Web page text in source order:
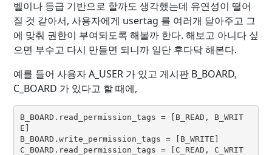
벨이나 등급 기반으로 할까도 생각했는데 유연성이 떨어
질 것 같아서, 사용자에게 usertag 를 여러개 달아주고 그
에 맞춰 권한이 부여되도록 해볼까 한다. 해보고 아니다 싶
으면 부수고 다시 만들면 되니까 일단 후다닥 해본다.
예를 들어 사용자 A_USER 가 있고 게시판 B_BOARD,
C_BOARD 가 있다고 할 때에,
B_BOARD.read_permission_tags = [B_READ, B_WRIT
E]
B_BOARD.write_permission_tags = [B_WRITE]
C_BOARD.read_permission_tags = [C_READ, C_WRIT